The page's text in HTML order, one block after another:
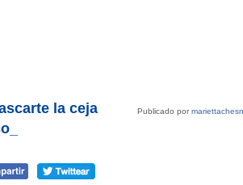
Publicado por
la ceja